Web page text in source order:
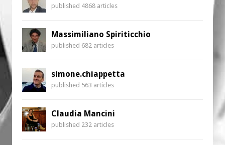
published 4868 articles
Massimiliano Spiriticchio
published 682 articles
simone.chiappetta
published 563 articles
Claudia Mancini
published 232 articles